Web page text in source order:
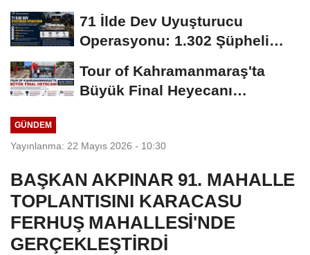
71 İlde Dev Uyuşturucu
Operasyonu: 1.302 Şüpheli
Tour of Kahramanmaraş'ta
Büyük Final Heyecanı
GÜNDEM
Yayınlanma: 22 Mayıs 2026 - 10:30
BAŞKAN AKPINAR 91. MAHALLE
TOPLANTISINI KARACASU
FERHUŞ MAHALLESİ'NDE
GERÇEKLEŞTİRDİ